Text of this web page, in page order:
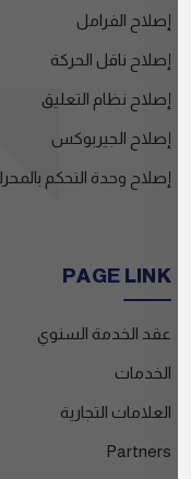
إصلاح الفرامل
إصلاح ناقل الحركة
إصلاح نظام التعليق
إصلاح الجيربوكس
إصلاح وحدة التحكم بالمحرك
PAGE LINK
عقد الخدمة السنوي
الخدمات
العلامات التجارية
Partners